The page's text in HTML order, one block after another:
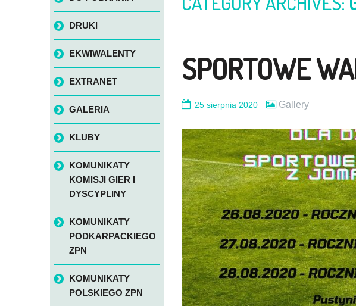
SPORTOWE
25 sierpnia 2020 Gallery
DRUKI
EKWIWALENTY
EXTRANET
GALERIA
KLUBY
KOMUNIKATY
KOMISJI GIER I
DYSCYPLINY
KOMUNIKATY
PODKARPACKIEGO
ZPN
KOMUNIKATY
POLSKIEGO ZPN